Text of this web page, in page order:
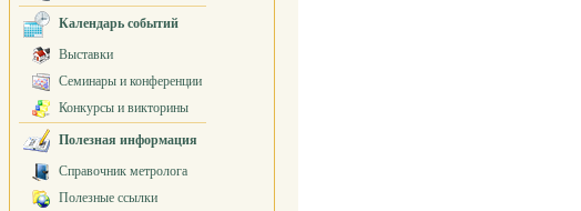
Календарь событий
Выставки
Семинары и конференции
Конкурсы и викторины
Полезная информация
Справочник метролога
Полезные ссылки